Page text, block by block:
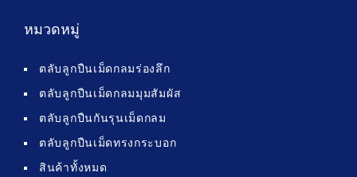
หมวดหมู่
ตลับลูกปืนเม็ดกลมร่องลึก
ตลับลูกปืนเม็ดกลมมุมสัมผัส
ตลับลูกปืนกันรุนเม็ดกลม
ตลับลูกปืนเม็ดทรงกระบอก
สินค้าทั้งหมด